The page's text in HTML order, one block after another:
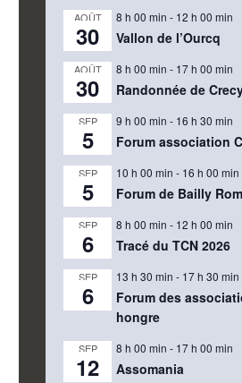
AOÛT
30
8 h 00 min - 12 h 00 min
Vallon de l’Ourcq
AOÛT
30
8 h 00 min - 17 h 00 min
Randonnée de
SEP
5
9 h 00 min - 16 h 30 min
Forum association
SEP
5
10 h 00 min - 16 h 00 min
Forum de Bailly
SEP
6
8 h 00 min - 12 h 00 min
Tracé du TCN 2026
SEP
6
13 h 30 min - 17 h 30 min
Forum des
hongre
SEP
12
8 h 00 min - 17 h 00 min
Assomania